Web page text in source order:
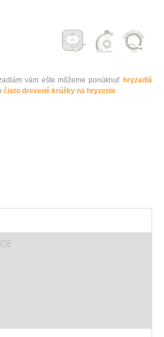
vám ešte môžeme ponúknuť hryzadlá
čisto drevené krúžky na hryzenie.